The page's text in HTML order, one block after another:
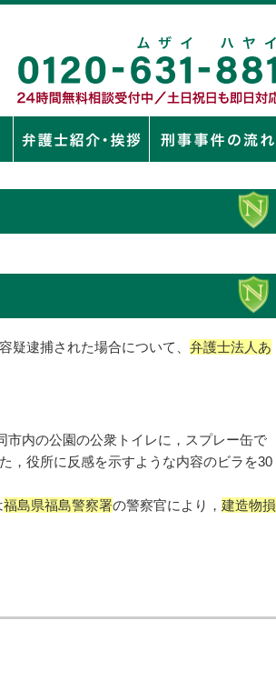
疑逮捕された場合について、 弁護士法人あ
内の公園の公衆トイレに，スプレー缶で
，役所に反感を示すような内容のビラを30
福島県福島警察署の警察官により， 建造物損